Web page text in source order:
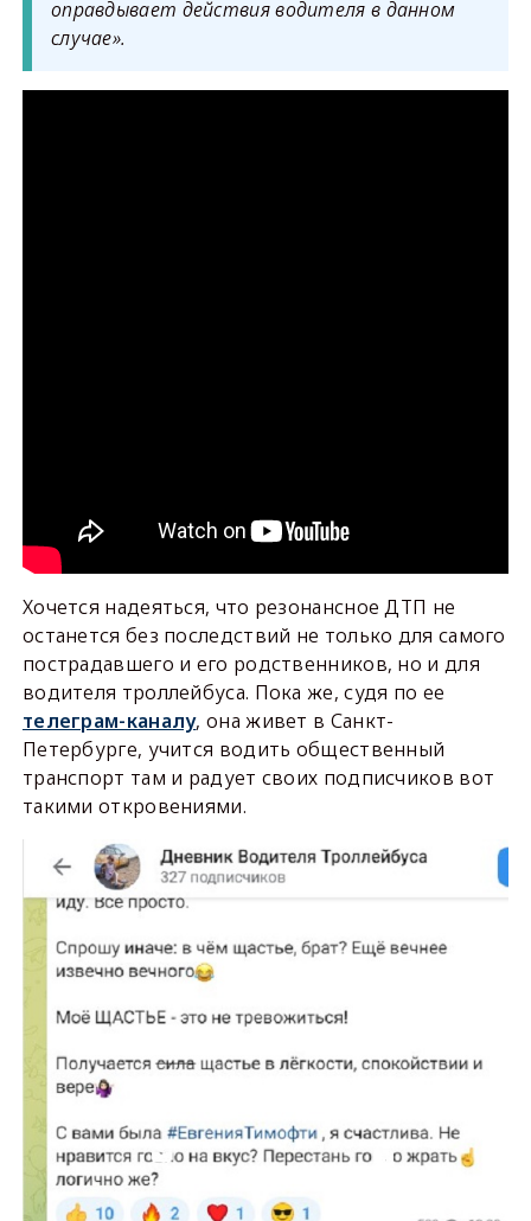
оправдывает действия водителя в данном
случае».
Хочется надеяться, что резонансное ДТП не
останется без последствий не только для самого
пострадавшего и его родственников, но и для
водителя троллейбуса. Пока же, судя по ее
телеграм-каналу, она живет в Санкт-
Петербурге, учится водить общественный
транспорт там и радует своих подписчиков вот
такими откровениями.